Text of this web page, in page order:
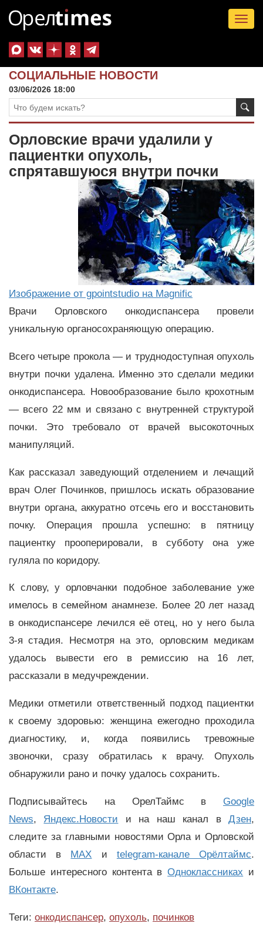
СОЦИАЛЬНЫЕ НОВОСТИ
03/06/2026 18:00
Орловские врачи удалили у
пациентки опухоль,
спрятавшуюся внутри почки
Изображение от gpointstudio на Magnific
Врачи Орловского онкодиспансера провели
уникальную органосохраняющую операцию.
Всего четыре прокола — и труднодоступная опухоль
внутри почки удалена. Именно это сделали медики
онкодиспансера. Новообразование было крохотным
— всего 22 мм и связано с внутренней структурой
почки. Это требовало от врачей высокоточных
манипуляций.
Как рассказал заведующий отделением и лечащий
врач Олег Починков, пришлось искать образование
внутри органа, аккуратно отсечь его и восстановить
почку. Операция прошла успешно: в пятницу
пациентку прооперировали, в субботу она уже
гуляла по коридору.
К слову, у орловчанки подобное заболевание уже
имелось в семейном анамнезе. Более 20 лет назад
в онкодиспансере лечился её отец, но у него была
3-я стадия. Несмотря на это, орловским медикам
удалось вывести его в ремиссию на 16 лет,
рассказали в медучреждении.
Медики отметили ответственный подход пациентки
к своему здоровью: женщина ежегодно проходила
диагностику, и, когда появились тревожные
звоночки, сразу обратилась к врачу. Опухоль
обнаружили рано и почку удалось сохранить.
Подписывайтесь на ОрелТаймс в Google
News, Яндекс.Новости и на наш канал вДзен,
следите за главными новостями Орла и Орловской
области в MAX и telegram-канале Орёлтаймс.
Больше интересного контента вОдноклассниках и
ВКонтакте.
Теги: онкодиспансер, опухоль, починков